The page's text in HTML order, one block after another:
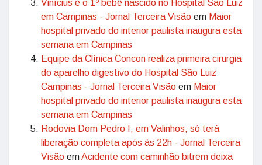
Vinícius é o 1º bebê nascido no Hospital São Luiz
em Campinas - Jornal Terceira Visão em Maior
hospital privado do interior paulista inaugura esta
semana em Campinas
Equipe da Clínica Concon realiza primeira cirurgia
do aparelho digestivo do Hospital São Luiz
Campinas - Jornal Terceira Visão em Maior
hospital privado do interior paulista inaugura esta
semana em Campinas
Rodovia Dom Pedro I, em Valinhos, só terá
liberação completa após às 22h - Jornal Terceira
Visão emAcidente com caminhão bitrem deixa